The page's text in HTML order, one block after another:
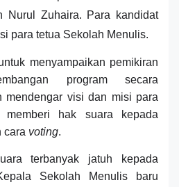
Nurul Zuhaira. Para kandidat
para tetua Sekolah Menulis.
menyampaikan pemikiran
program secara
mendengar visi dan misi para
memberi hak suara kepada
cara voting.
terbanyak jatuh kepada
Sekolah Menulis baru